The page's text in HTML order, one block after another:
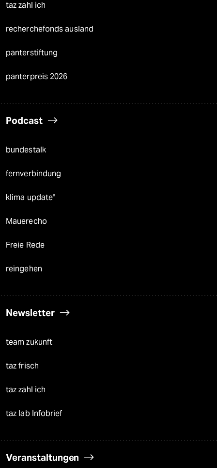
taz zahl ich
recherchefonds ausland
panterstiftung
panterpreis 2026
Podcast
bundestalk
fernverbindung
klima update°
Mauerecho
Freie Rede
reingehen
Newsletter
team zukunft
taz frisch
taz zahl ich
taz lab Infobrief
Veranstaltungen